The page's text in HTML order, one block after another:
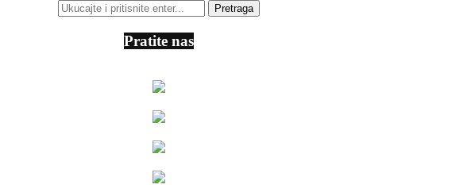
Pratite nas